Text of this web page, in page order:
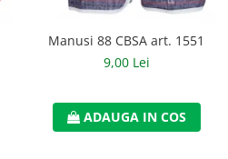
Manusi 88 CBSA art. 1551
9,00 Lei
ADAUGA IN COS